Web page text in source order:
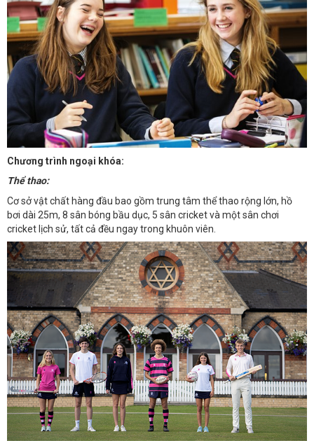
Chương trình ngoại khóa:
Thể thao:
Cơ sở vật chất hàng đầu bao gồm trung tâm thể thao rộng lớn, hồ
bơi dài 25m, 8 sân bóng bầu dục, 5 sân cricket và một sân chơi
cricket lịch sử, tất cả đều ngay trong khuôn viên.